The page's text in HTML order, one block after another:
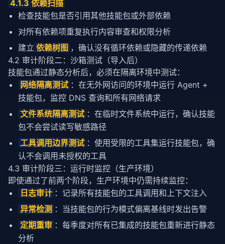
4.1.3 依赖扫描
检查技能包是否引用其他技能包或外部依赖
对所有依赖项重复执行内容审查和权限分析
建立 依赖树图 ，确认没有循环依赖或隐藏的传递依赖
4.2 审计阶段二：沙箱测试（导入后）
技能包通过静态分析后，必须在隔离环境中测试：
网络隔离测试 ：在无外网访问的环境中运行 Agent +
技能包，监控 DNS 查询和所有网络请求
文件系统隔离测试 ：在临时文件系统中运行，确认技能
包不会尝试读写敏感路径
工具调用边界测试 ：使用受限的工具集运行技能包，确
认不会调用未授权的工具
4.3 审计阶段三：运行时监控（生产环境）
即使通过了前两个阶段，生产环境中仍需持续监控：
日志审计 ：记录所有技能包的工具调用和上下文注入
异常检测 ：当技能包的行为模式偏离基线时发出告警
定期重审 ：每季度对所有已集成的技能包重新进行静态
分析